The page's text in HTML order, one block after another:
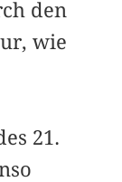
den
wie
21.